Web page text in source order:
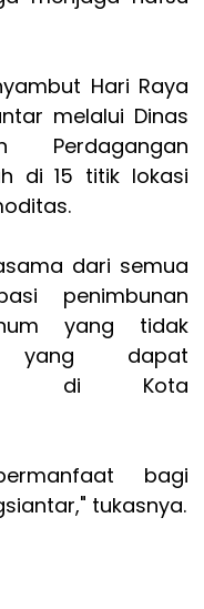
Hari Raya
melalui Dinas
Perdagangan
di 15 titik lokasi
dari semua
penimbunan
yang tidak
yang dapat
di Kota
bagi
tukasnya.